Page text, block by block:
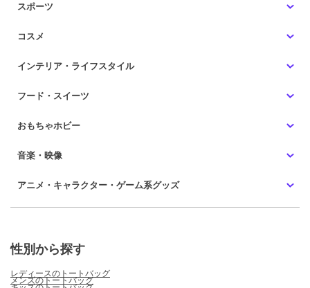
スポーツ
コスメ
インテリア・ライフスタイル
フード・スイーツ
おもちゃホビー
音楽・映像
アニメ・キャラクター・ゲーム系グッズ
性別から探す
レディースのトートバッグ
メンズのトートバッグ